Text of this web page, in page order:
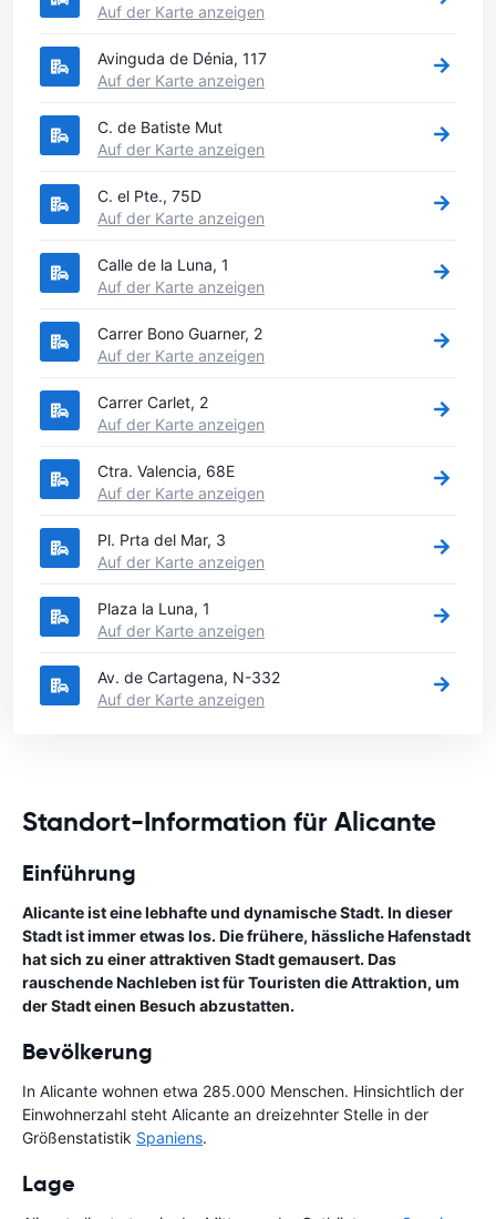
Auf der Karte anzeigen
Avinguda de Dénia, 117
Auf der Karte anzeigen
C. de Batiste Mut
Auf der Karte anzeigen
C. el Pte., 75D
Auf der Karte anzeigen
Calle de la Luna, 1
Auf der Karte anzeigen
Carrer Bono Guarner, 2
Auf der Karte anzeigen
Carrer Carlet, 2
Auf der Karte anzeigen
Ctra. Valencia, 68E
Auf der Karte anzeigen
Pl. Prta del Mar, 3
Auf der Karte anzeigen
Plaza la Luna, 1
Auf der Karte anzeigen
Av. de Cartagena, N-332
Auf der Karte anzeigen
Standort-Information für Alicante
Einführung
Alicante ist eine lebhafte und dynamische Stadt. In dieser
Stadt ist immer etwas los. Die frühere, hässliche Hafenstadt
hat sich zu einer attraktiven Stadt gemausert. Das
rauschende Nachleben ist für Touristen die Attraktion, um
der Stadt einen Besuch abzustatten.
Bevölkerung
In Alicante wohnen etwa 285.000 Menschen. Hinsichtlich der
Einwohnerzahl steht Alicante an dreizehnter Stelle in der
Größenstatistik Spaniens.
Lage